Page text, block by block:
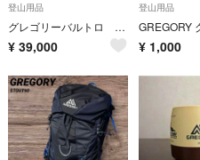
登山用品
グレゴリーバルトロ ７５ M ブラック
¥ 39,000
登山用品
¥ 1,000